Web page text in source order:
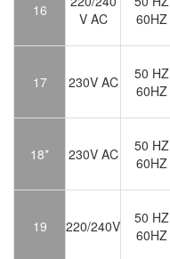
16
V AC
60HZ
17 230V AC
50 HZ
60HZ
18* 230V AC
50 HZ
60HZ
19 220/240V
50 HZ
60HZ